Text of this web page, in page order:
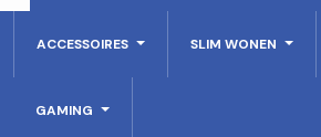
ACCESSOIRES SLIM WONEN
GAMING